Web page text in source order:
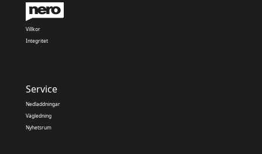
Villkor
Integritet
Service
Nedladdningar
Vägledning
Nyhetsrum